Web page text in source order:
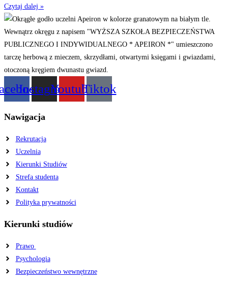
Czytaj dalej »
InstagramYoutubeTiktok
Nawigacja
Rekrutacja
Uczelnia
Kierunki Studiów
Strefa studenta
Kontakt
Polityka prywatności
Kierunki studiów
Prawo
Psychologia
Bezpieczeństwo wewnętrzne